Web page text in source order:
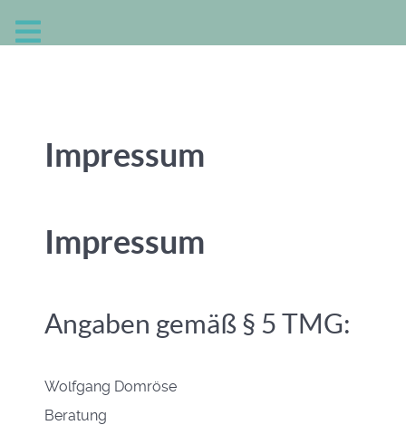
Impressum
Impressum
Angaben gemäß § 5 TMG:
Wolfgang Domröse
Beratung